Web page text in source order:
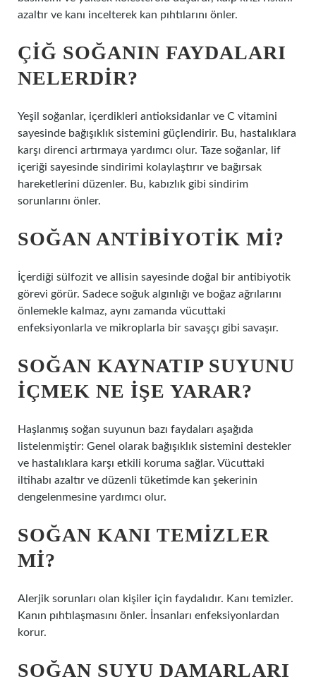
azaltır ve kanı incelterek kan pıhtılarını önler.
ÇIĞ SOĞANIN FAYDALARI
NELERDIR?
Yeşil soğanlar, içerdikleri antioksidanlar ve C vitamini
sayesinde bağışıklık sistemini güçlendirir. Bu, hastalıklara
karşı direnci artırmaya yardımcı olur. Taze soğanlar, lif
içeriği sayesinde sindirimi kolaylaştırır ve bağırsak
hareketlerini düzenler. Bu, kabızlık gibi sindirim
sorunlarını önler.
SOĞAN ANTIBIYOTIK MI?
İçerdiği sülfozit ve allisin sayesinde doğal bir antibiyotik
görevi görür. Sadece soğuk algınlığı ve boğaz ağrılarını
önlemekle kalmaz, aynı zamanda vücuttaki
enfeksiyonlarla ve mikroplarla bir savaşçı gibi savaşır.
SOĞAN KAYNATIP SUYUNU
IÇMEK NE IŞE YARAR?
Haşlanmış soğan suyunun bazı faydaları aşağıda
listelenmiştir: Genel olarak bağışıklık sistemini destekler
ve hastalıklara karşı etkili koruma sağlar. Vücuttaki
iltihabı azaltır ve düzenli tüketimde kan şekerinin
dengelenmesine yardımcı olur.
SOĞAN KANI TEMIZLER
MI?
Alerjik sorunları olan kişiler için faydalıdır. Kanı temizler.
Kanın pıhtılaşmasını önler. İnsanları enfeksiyonlardan
korur.
SOĞAN SUYU DAMARLARI